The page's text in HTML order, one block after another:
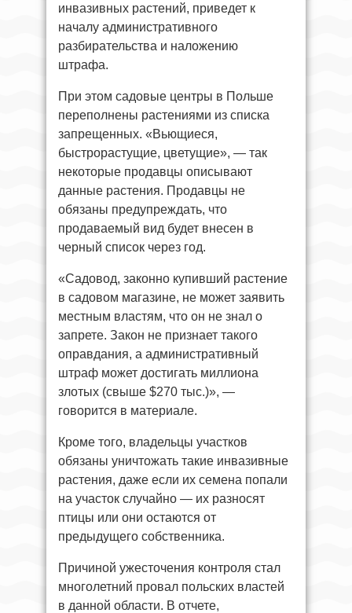
инвазивных растений, приведет к
началу административного
разбирательства и наложению
штрафа.
При этом садовые центры в Польше
переполнены растениями из списка
запрещенных. «Вьющиеся,
быстрорастущие, цветущие», — так
некоторые продавцы описывают
данные растения. Продавцы не
обязаны предупреждать, что
продаваемый вид будет внесен в
черный список через год.
«Садовод, законно купивший растение
в садовом магазине, не может заявить
местным властям, что он не знал о
запрете. Закон не признает такого
оправдания, а административный
штраф может достигать миллиона
злотых (свыше $270 тыс.)», —
говорится в материале.
Кроме того, владельцы участков
обязаны уничтожать такие инвазивные
растения, даже если их семена попали
на участок случайно — их разносят
птицы или они остаются от
предыдущего собственника.
Причиной ужесточения контроля стал
многолетний провал польских властей
в данной области. В отчете,